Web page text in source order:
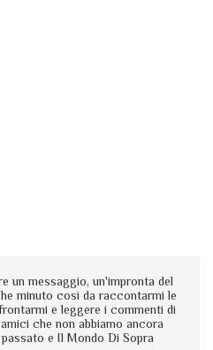
un messaggio, un'impronta del
minuto così da raccontarmi le
e leggere i commenti di
che non abbiamo ancora
e Il Mondo Di Sopra